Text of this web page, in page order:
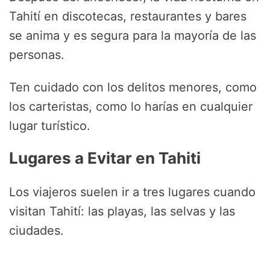
Tahití en discotecas, restaurantes y bares
se anima y es segura para la mayoría de las
personas.
Ten cuidado con los delitos menores, como
los carteristas, como lo harías en cualquier
lugar turístico.
Lugares a Evitar en Tahiti
Los viajeros suelen ir a tres lugares cuando
visitan Tahití: las playas, las selvas y las
ciudades.